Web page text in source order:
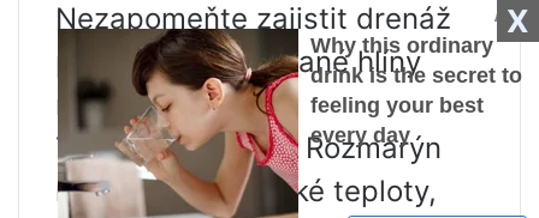
X
Nezapomeňte zajistit drenáž
pomocí expandované hlíny
nebo oblázků.
Teplota a vlhkost. Rozmarýn
nepotřebuje vysoké teploty,